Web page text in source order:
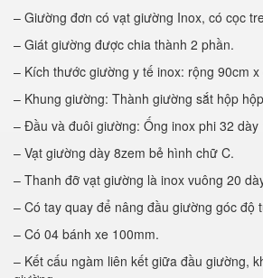
– Giường đơn có vạt giường Inox, có cọc
– Giát giường được chia thành 2 phần.
– Kích thước giường y tế inox: rộng 90cm
– Khung giường: Thành giường sắt hộp
– Đầu và đuôi giường: Ống inox phi 32 dày
– Vạt giường dày 8zem bẻ hình chữ C.
– Thanh đỡ vạt giường là inox vuông 20
– Có tay quay để nâng đầu giường góc độ
– Có 04 bánh xe 100mm.
– Kết cấu ngàm liên kết giữa đầu giường,